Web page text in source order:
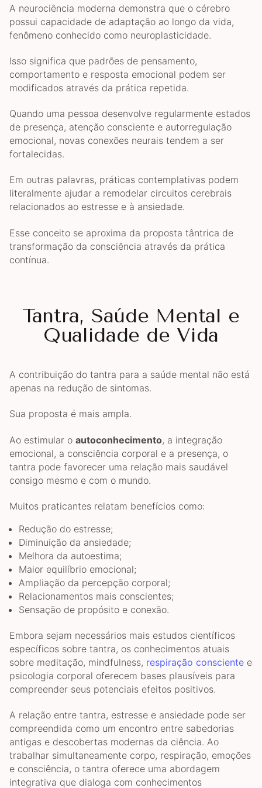
A neurociência moderna demonstra que o cérebro
possui capacidade de adaptação ao longo da vida,
fenômeno conhecido como neuroplasticidade.
Isso significa que padrões de pensamento,
comportamento e resposta emocional podem ser
modificados através da prática repetida.
Quando uma pessoa desenvolve regularmente estados
de presença, atenção consciente e autorregulação
emocional, novas conexões neurais tendem a ser
fortalecidas.
Em outras palavras, práticas contemplativas podem
literalmente ajudar a remodelar circuitos cerebrais
relacionados ao estresse e à ansiedade.
Esse conceito se aproxima da proposta tântrica de
transformação da consciência através da prática
contínua.
Tantra, Saúde Mental e
Qualidade de Vida
A contribuição do tantra para a saúde mental não está
apenas na redução de sintomas.
Sua proposta é mais ampla.
Ao estimular o autoconhecimento, a integração
emocional, a consciência corporal e a presença, o
tantra pode favorecer uma relação mais saudável
consigo mesmo e com o mundo.
Muitos praticantes relatam benefícios como:
Redução do estresse;
Diminuição da ansiedade;
Melhora da autoestima;
Maior equilíbrio emocional;
Ampliação da percepção corporal;
Relacionamentos mais conscientes;
Sensação de propósito e conexão.
Embora sejam necessários mais estudos científicos
específicos sobre tantra, os conhecimentos atuais
sobre meditação, mindfulness, respiração consciente e
psicologia corporal oferecem bases plausíveis para
compreender seus potenciais efeitos positivos.
A relação entre tantra, estresse e ansiedade pode ser
compreendida como um encontro entre sabedorias
antigas e descobertas modernas da ciência. Ao
trabalhar simultaneamente corpo, respiração, emoções
e consciência, o tantra oferece uma abordagem
integrativa que dialoga com conhecimentos